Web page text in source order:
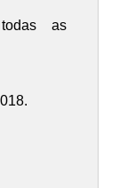
as